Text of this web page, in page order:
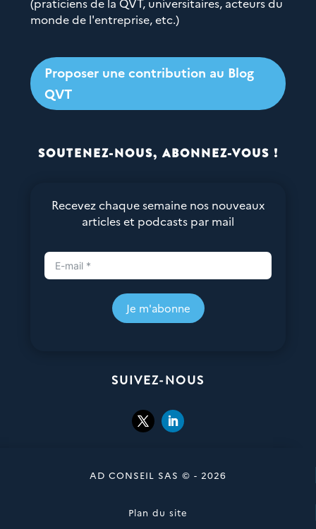
monde de l'entreprise, etc.)
Proposer une contribution au Blog
QVT
SOUTENEZ-NOUS, ABONNEZ-VOUS !
Recevez chaque semaine nos nouveaux
articles et podcasts par mail
Je m'abonne
SUIVEZ-NOUS
AD CONSEIL SAS © - 2026
Plan du site